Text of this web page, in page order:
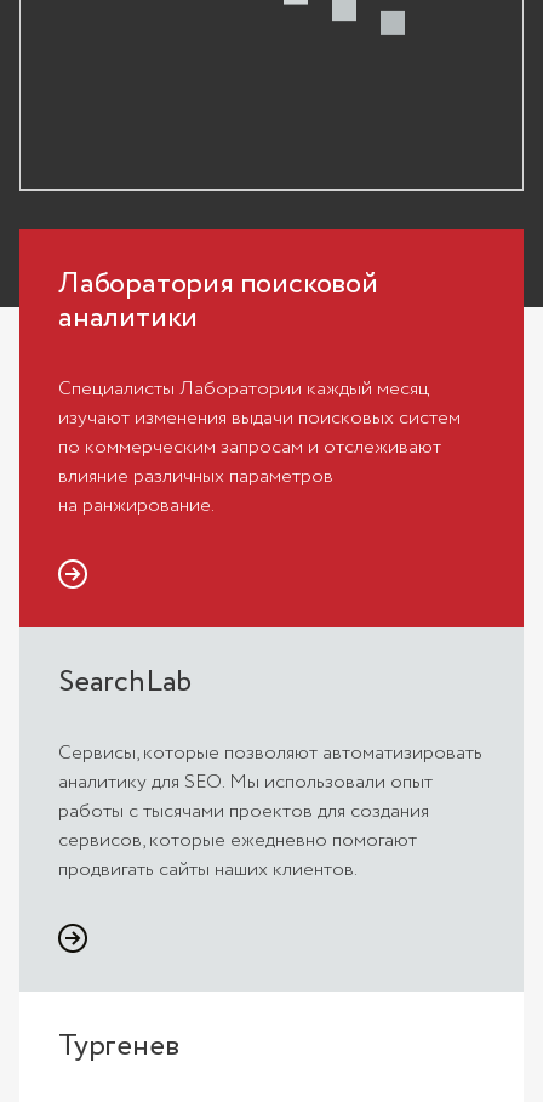
Лаборатория поисковой
аналитики
Специалисты Лаборатории каждый месяц
изучают изменения выдачи поисковых систем
по коммерческим запросам и отслеживают
влияние различных параметров
на ранжирование.
SearchLab
Сервисы, которые позволяют автоматизировать
аналитику для SEO. Мы использовали опыт
работы с тысячами проектов для создания
сервисов, которые ежедневно помогают
продвигать сайты наших клиентов.
Тургенев